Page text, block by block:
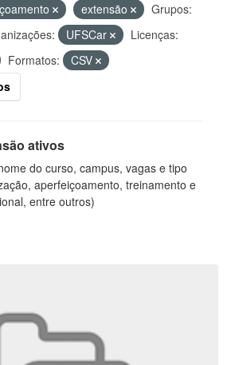
extensão
Grupos:
UFSCar
Licenças:
Formatos:
CSV
ativos
do curso, campus, vagas e tipo
aperfeiçoamento, treinamento e
entre outros)